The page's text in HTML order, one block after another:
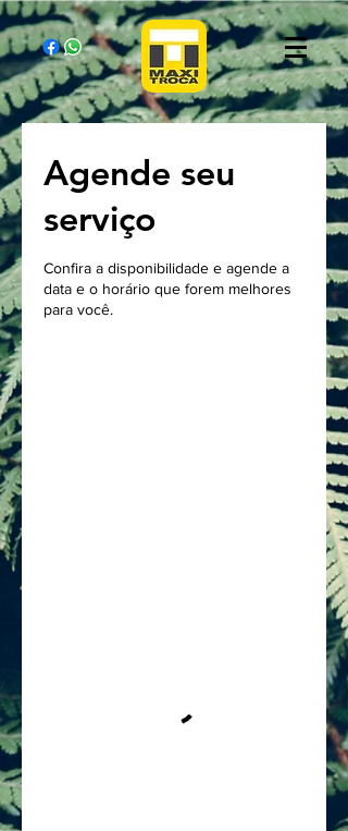
Agende seu
serviço
Confira a disponibilidade e agende a
data e o horário que forem melhores
para você.